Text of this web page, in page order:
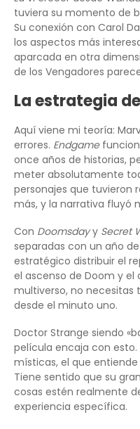
tuviera su momento de
Su conexión con Carol
los aspectos más
aparcada en otra
de los Vengadores
La estrategia
Aquí viene mi teoría:
errores. Endgame
once años de historias,
meter absolutamente
personajes que tuvieron
más, y la narrativa fluyó
Con Doomsdayy Secret
separadas con un año
estratégico distribuir el
el ascenso de Doom y el
multiverso, no necesitas
desde el minuto uno.
Doctor Strange siendo
película encaja con esto.
místicas, el que
Tiene sentido que su
cosas estén realmente
experiencia específica.